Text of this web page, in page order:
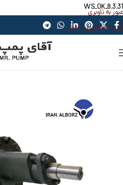
WS_OK_8.3.31
عبور به ناوبری
رفتن به محتوای اصلی